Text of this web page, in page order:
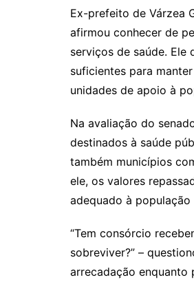
Ex-prefeito de Várzea
afirmou conhecer de
serviços de saúde. Ele
suficientes para
unidades de apoio à
Na avaliação do
destinados à saúde
também municípios
ele, os valores
adequado à população
“Tem consórcio
sobreviver?” –
arrecadação enquanto